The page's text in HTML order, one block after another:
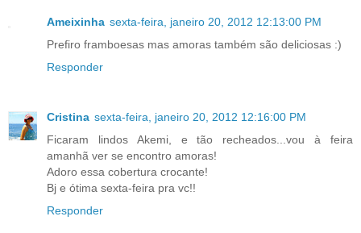
Ameixinha sexta-feira, janeiro 20, 2012 12:13:00 PM
Prefiro framboesas mas amoras também são deliciosas :)
Responder
Cristina sexta-feira, janeiro 20, 2012 12:16:00 PM
Ficaram lindos Akemi, e tão recheados...vou à feira
amanhã ver se encontro amoras!
Adoro essa cobertura crocante!
Bj e ótima sexta-feira pra vc!!
Responder